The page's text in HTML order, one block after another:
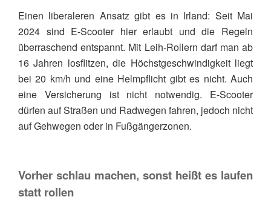
Einen liberaleren Ansatz gibt es in Irland: Seit Mai
2024 sind E-Scooter hier erlaubt und die Regeln
überraschend entspannt. Mit Leih-Rollern darf man ab
16 Jahren losflitzen, die Höchstgeschwindigkeit liegt
bei 20 km/h und eine Helmpflicht gibt es nicht. Auch
eine Versicherung ist nicht notwendig. E-Scooter
dürfen auf Straßen und Radwegen fahren, jedoch nicht
auf Gehwegen oder in Fußgängerzonen.
Vorher schlau machen, sonst heißt es laufen
statt rollen